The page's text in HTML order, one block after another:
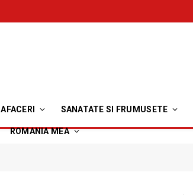
AFACERI SANATATE SI FRUMUSETE
ROMANIA MEA